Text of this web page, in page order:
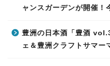
ャンスガーデンが開催！
豊洲の日本酒「豊酒
ェ＆豊洲クラフトサマー